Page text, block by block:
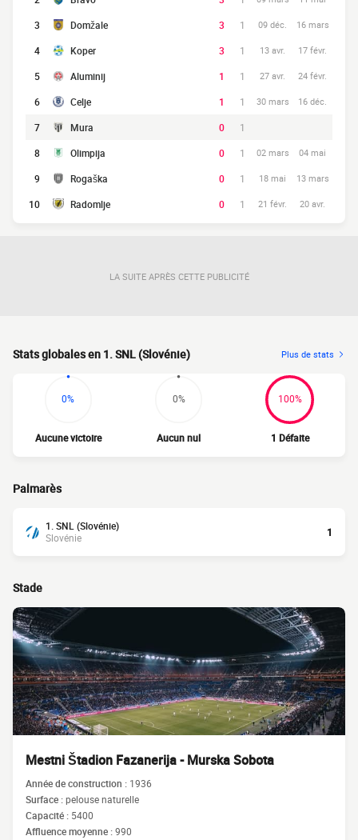
3 Domžale 3 1 09 déc. 16 mars
4 Koper 3 1 13 avr. 17 févr.
5 Aluminij 1 1 27 avr. 24 févr.
6 Celje 1 1 30 mars 16 déc.
7 Mura 0
1
8
Olimpija 0 1 02 mars 04 mai
9 Rogaška 0 1 18 mai 13 mars
10 Radomlje 0 1 21 févr. 20 avr.
LA SUITE APRÈS CETTE PUBLICITÉ
Stats globales en 1. SNL (Slovénie) Plus de stats
0%
Aucune victoire
0%
Aucun nul
100%
1 Défaite
Palmarès
1. SNL (Slovénie)
Slovénie
1
Stade
Mestni Štadion Fazanerija - Murska Sobota
Année de construction : 1936
Surface :pelouse naturelle
Capacité : 5400
Affluence moyenne :990